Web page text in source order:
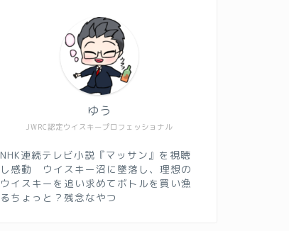
JWRC認定ウイスキープロフェッショナル
ゆう
NHK連続テレビ小説『マッサン』を視聴
し感動 ウイスキー沼に墜落し、理想の
ウイスキーを追い求めてボトルを買い漁
るちょっと？残念なやつ